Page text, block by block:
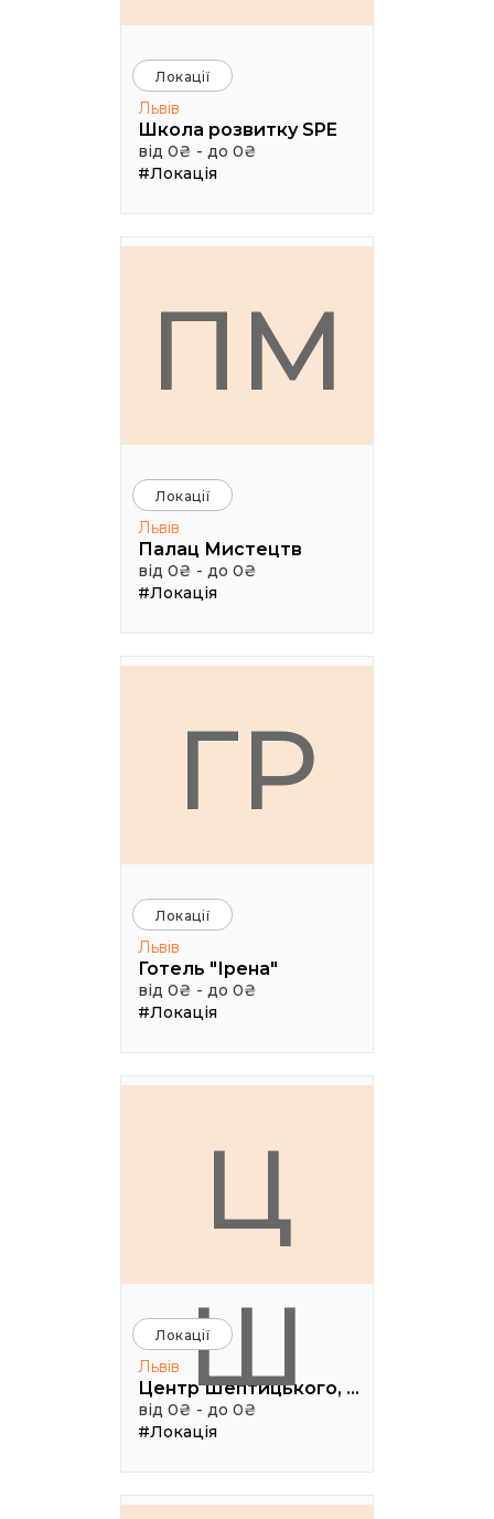
Локації
Львів
Школа розвитку SPE
від 0₴ - до 0₴
#Локація
ПМ
Локації
Львів
Палац Мистецтв
від 0₴ - до 0₴
#Локація
ГР
Локації
Львів
Готель "Ірена"
від 0₴ - до 0₴
#Локація
Ц
Ш
Локації
Львів
Центр Шептицького, 1 поверх, паркова аудиторія
від 0₴ - до 0₴
#Локація